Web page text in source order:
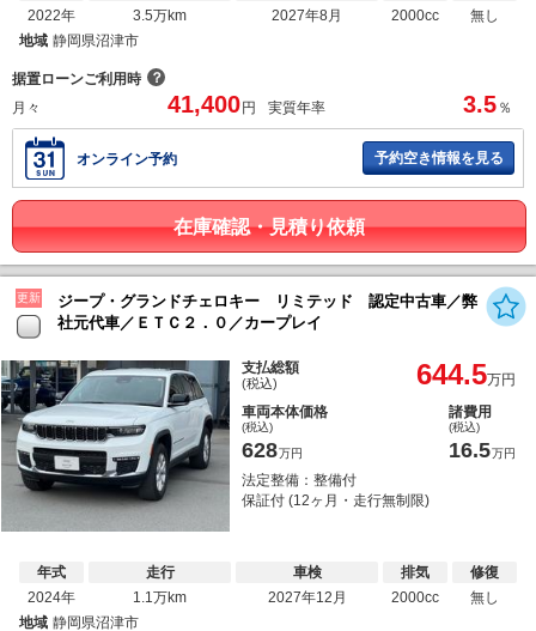
2022年
3.5万km
2027年8月
2000cc
無し
地域 静岡県沼津市
据置ローンご利用時 ？
月々
41,400円 実質年率 3.5 ％
オンライン予約 予約空き情報を見る
在庫確認・見積り依頼
更新
ジープ・グランドチェロキー リミテッド 認定中古車／弊
社元代車／ＥＴＣ２．０／カープレイ
支払総額
(税込) 644.5万円
車両本体価格
(税込)
628万円
諸費用
(税込)
16.5万円
法定整備：整備付
保証付 (12ヶ月・走行無制限)
年式
2024年
走行
1.1万km
車検
2027年12月
排気
2000cc
修復
無し
地域 静岡県沼津市